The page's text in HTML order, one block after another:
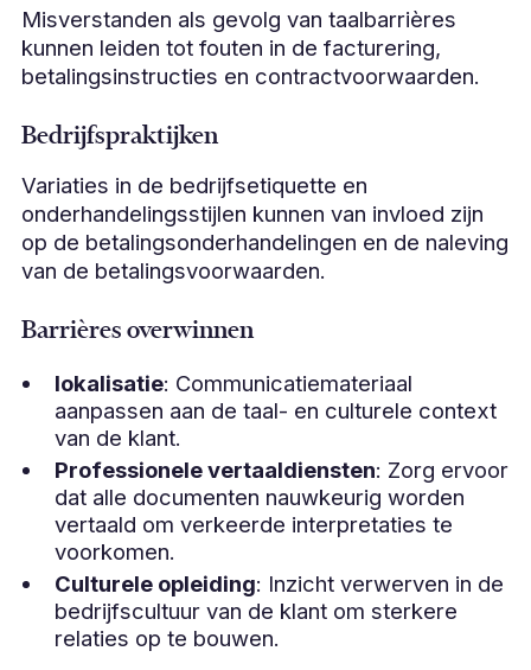
Misverstanden als gevolg van taalbarrières
kunnen leiden tot fouten in de facturering,
betalingsinstructies en contractvoorwaarden.
Bedrijfspraktijken
Variaties in de bedrijfsetiquette en
onderhandelingsstijlen kunnen van invloed zijn
op de betalingsonderhandelingen en de naleving
van de betalingsvoorwaarden.
Barrières overwinnen
lokalisatie: Communicatiemateriaal
aanpassen aan de taal- en culturele context
van de klant.
Professionele vertaaldiensten: Zorg ervoor
dat alle documenten nauwkeurig worden
vertaald om verkeerde interpretaties te
voorkomen.
Culturele opleiding: Inzicht verwerven in de
bedrijfscultuur van de klant om sterkere
relaties op te bouwen.